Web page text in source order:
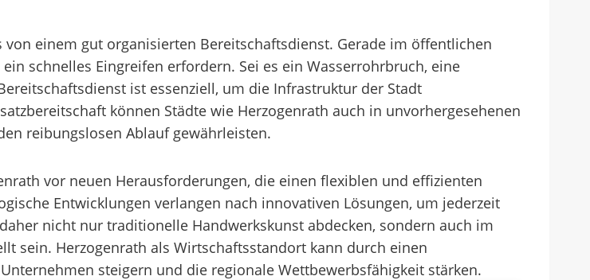
einem gut organisierten Bereitschaftsdienst. Gerade im öffentlichen
schnelles Eingreifen erfordern. Sei es ein Wasserrohrbruch, eine
ist essenziell, um die Infrastruktur der Stadt
können Städte wie Herzogenrath auch in unvorhergesehenen
reibungslosen Ablauf gewährleisten.
vor neuen Herausforderungen, die einen flexiblen und effizienten
Entwicklungen verlangen nach innovativen Lösungen, um jederzeit
nicht nur traditionelle Handwerkskunst abdecken, sondern auch im
sein. Herzogenrath als Wirtschaftsstandort kann durch einen
steigern und die regionale Wettbewerbsfähigkeit stärken.